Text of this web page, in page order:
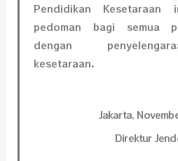
Pendidikan
pedoman bagi semua
dengan
kesetaraan.
Jakarta,
Direktur